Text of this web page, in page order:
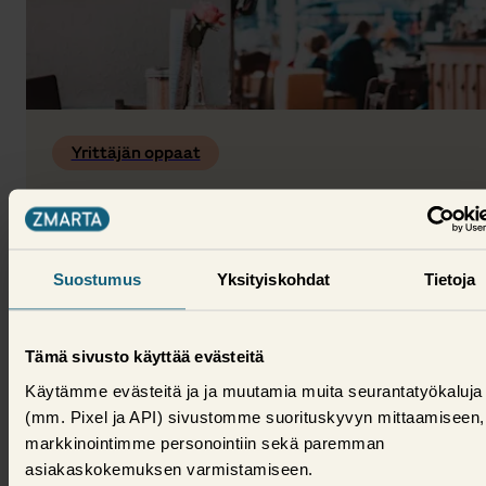
Suostumus Yksityiskohdat Tietoja
Tämä sivusto käyttää evästeitä
Käytämme evästeitä ja ja muutamia muita seurantatyökaluja
(mm. Pixel ja API) sivustomme suorituskyvyn mittaamiseen,
markkinointimme personointiin sekä paremman
asiakaskokemuksen varmistamiseen.
Yrittäjän oppaat
Muuttuvat kustannukset – mitä ne
ovat?
Yrittäjän taloudessa kulujen määrä on harvoin vakio.